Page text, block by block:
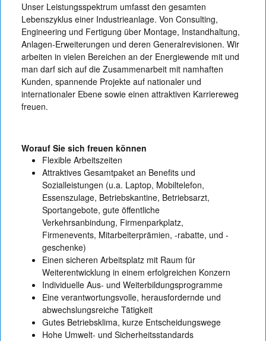
Unser Leistungsspektrum umfasst den gesamten
Lebenszyklus einer Industrieanlage. Von Consulting,
Engineering und Fertigung über Montage, Instandhaltung,
Anlagen-Erweiterungen und deren Generalrevisionen. Wir
arbeiten in vielen Bereichen an der Energiewende mit und
man darf sich auf die Zusammenarbeit mit namhaften
Kunden, spannende Projekte auf nationaler und
internationaler Ebene sowie einen attraktiven Karriereweg
freuen.
Worauf Sie sich freuen können
Flexible Arbeitszeiten
Attraktives Gesamtpaket an Benefits und
Sozialleistungen (u.a. Laptop, Mobiltelefon,
Essenszulage, Betriebskantine, Betriebsarzt,
Sportangebote, gute öffentliche
Verkehrsanbindung, Firmenparkplatz,
Firmenevents, Mitarbeiterprämien, -rabatte, und -
geschenke)
Einen sicheren Arbeitsplatz mit Raum für
Weiterentwicklung in einem erfolgreichen Konzern
Individuelle Aus- und Weiterbildungsprogramme
Eine verantwortungsvolle, herausfordernde und
abwechslungsreiche Tätigkeit
Gutes Betriebsklima, kurze Entscheidungswege
Hohe Umwelt- und Sicherheitsstandards